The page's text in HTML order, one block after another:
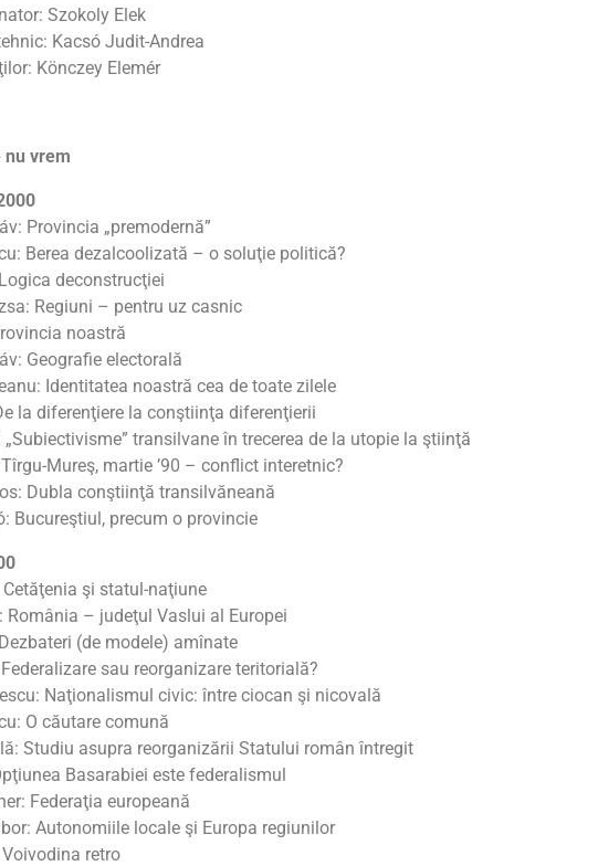
Szokoly Elek
Kacsó Judit-Andrea
Könczey Elemér
nu vrem
Provincia „premodernă”
Berea dezalcoolizată – o soluţie politică?
deconstrucţiei
Regiuni – pentru uz casnic
noastră
Geografie electorală
Identitatea noastră cea de toate zilele
la diferenţiere la conştiinţa diferenţierii
transilvane în trecerea de la utopie la ştiinţă
Mureş, martie ’90 – conflict interetnic?
Dubla conştiinţă transilvăneană
Bucureştiul, precum o provincie
şi statul-naţiune
România – judeţul Vaslui al Europei
(de modele) amînate
sau reorganizare teritorială?
Naţionalismul civic: între ciocan şi nicovală
O căutare comună
Studiu asupra reorganizării Statului român întregit
Basarabiei este federalismul
Federaţia europeană
Autonomiile locale şi Europa regiunilor
retro